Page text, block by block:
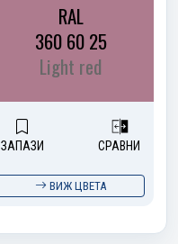
RAL
360 60 25
Light red
ЗАПАЗИ СРАВНИ
ВИЖ ЦВЕТА